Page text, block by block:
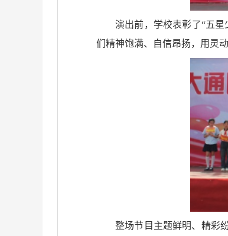
演出前，学校表彰了“五
们精神饱满、自信昂扬，用灵
整场节目主题鲜明、精彩